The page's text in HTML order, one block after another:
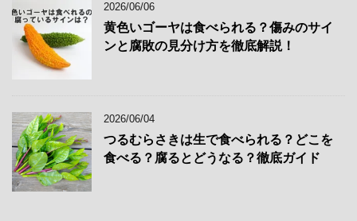
2026/06/06
黄色いゴーヤは食べられる？傷みのサイ
ンと腐敗の見分け方を徹底解説！
2026/06/04
つるむらさきは生で食べられる？どこを
食べる？腐るとどうなる？徹底ガイド